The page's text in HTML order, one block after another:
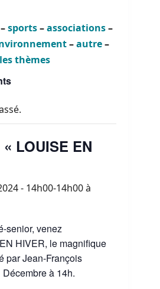
sports–associations–
–autre–
thèmes
LOUISE EN
- 14h00-14h00à
senior, venez
HIVER, le magnifique
par Jean-François
à 14h.